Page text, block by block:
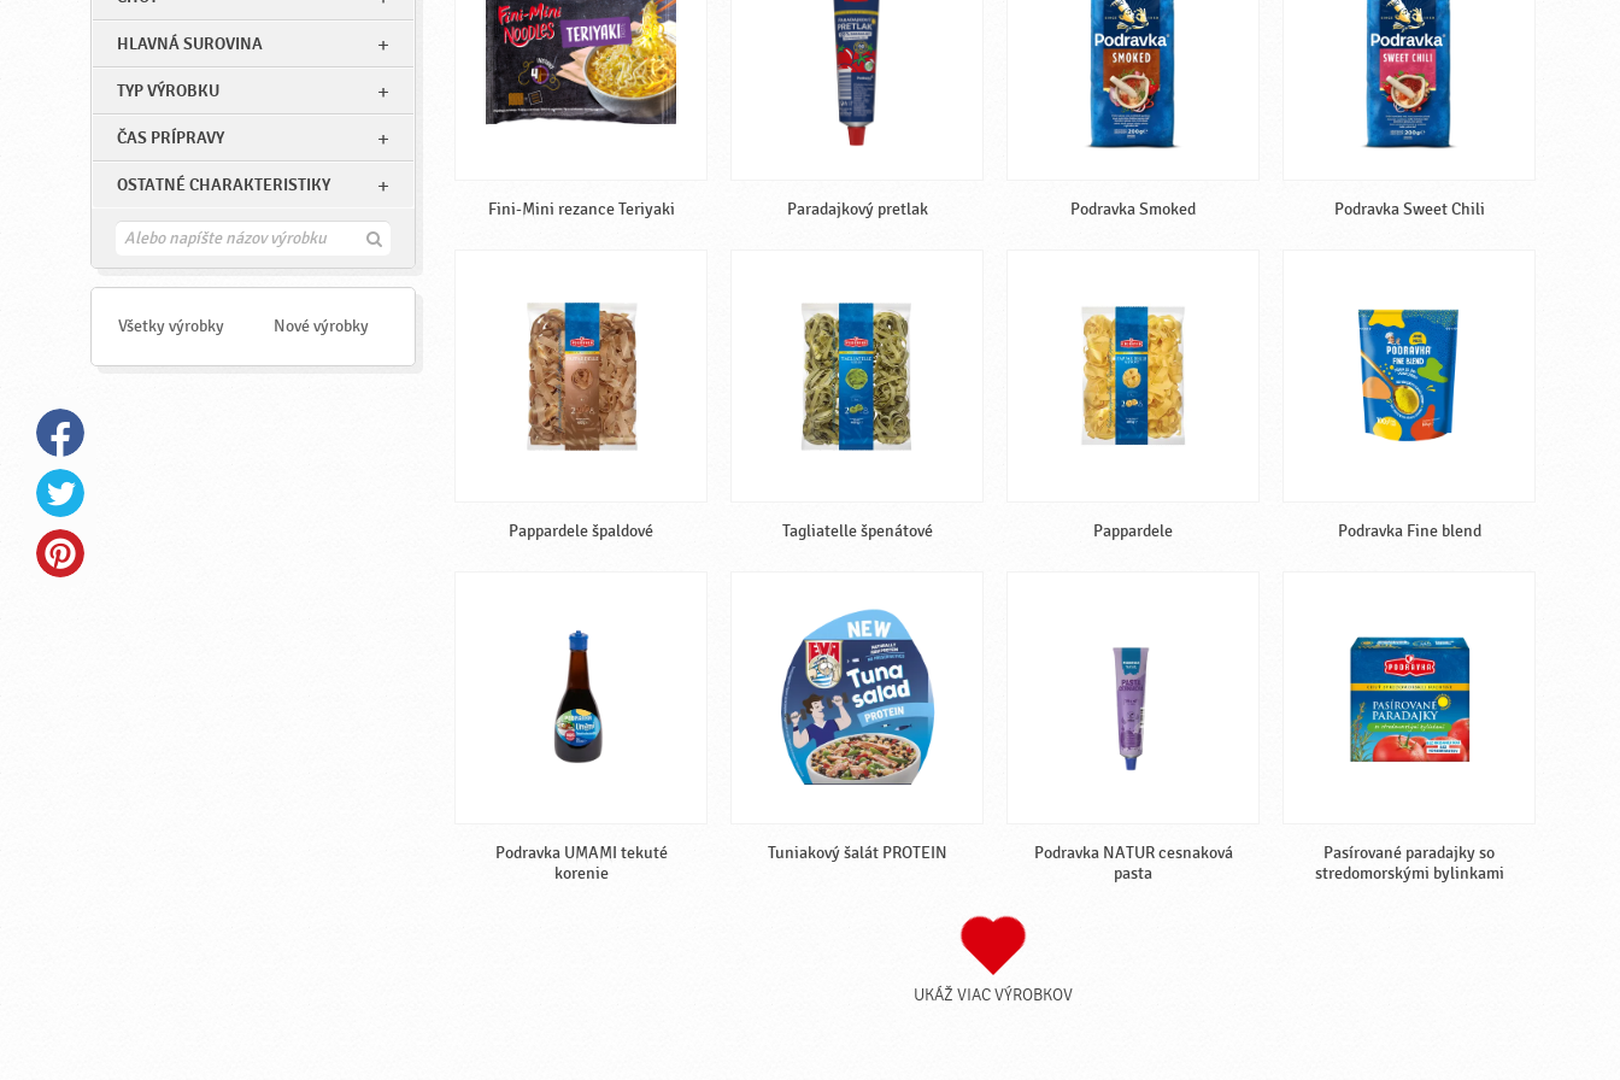
HLAVNÁ SUROVINA
TYP VÝROBKU
ČAS PRÍPRAVY
OSTATNÉ CHARAKTERISTIKY
H
a
Všetky výrobky Nové výrobky
Fini-Mini rezance Teriyaki Paradajkový pretlak Podravka Smoked Podravka Sweet Chili
Pappardele špaldové Tagliatelle špenátové Pappardele Podravka Fine blend
Podravka UMAMI tekuté
korenie
Tuniakový šalát PROTEIN
Podravka NATUR cesnaková
pasta
Pasírované paradajky so
stredomorskými bylinkami
UKÁŽ VIAC VÝROBKOV